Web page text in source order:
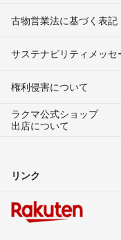
古物営業法に基づく表記
サステナビリティメッセ
権利侵害について
ラクマ公式ショップ
出店について
リンク